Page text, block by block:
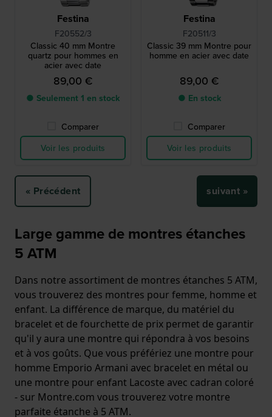
Festina
F20552/3
Classic 40 mm Montre
quartz pour hommes en
acier avec date
89,00 €
● Seulement 1 en stock
Comparer
Voir les produits
Festina
F20511/3
Classic 39 mm Montre pour
homme en acier avec date
89,00 €
● En stock
Comparer
Voir les produits
« Précédent suivant »
Large gamme de montres étanches
5 ATM
Dans notre assortiment de montres étanches 5 ATM,
vous trouverez des montres pour femme, homme et
enfant. La différence de marque, du matériel du
bracelet et de fourchette de prix permet de garantir
qu'il y aura une montre qui répondra à vos besoins
et à vos goûts. Que vous préfériez une montre pour
homme Emporio Armani avec bracelet en métal ou
une montre pour enfant Lacoste avec cadran coloré
- sur Montre.com vous trouverez votre montre
parfaite étanche à 5 ATM.